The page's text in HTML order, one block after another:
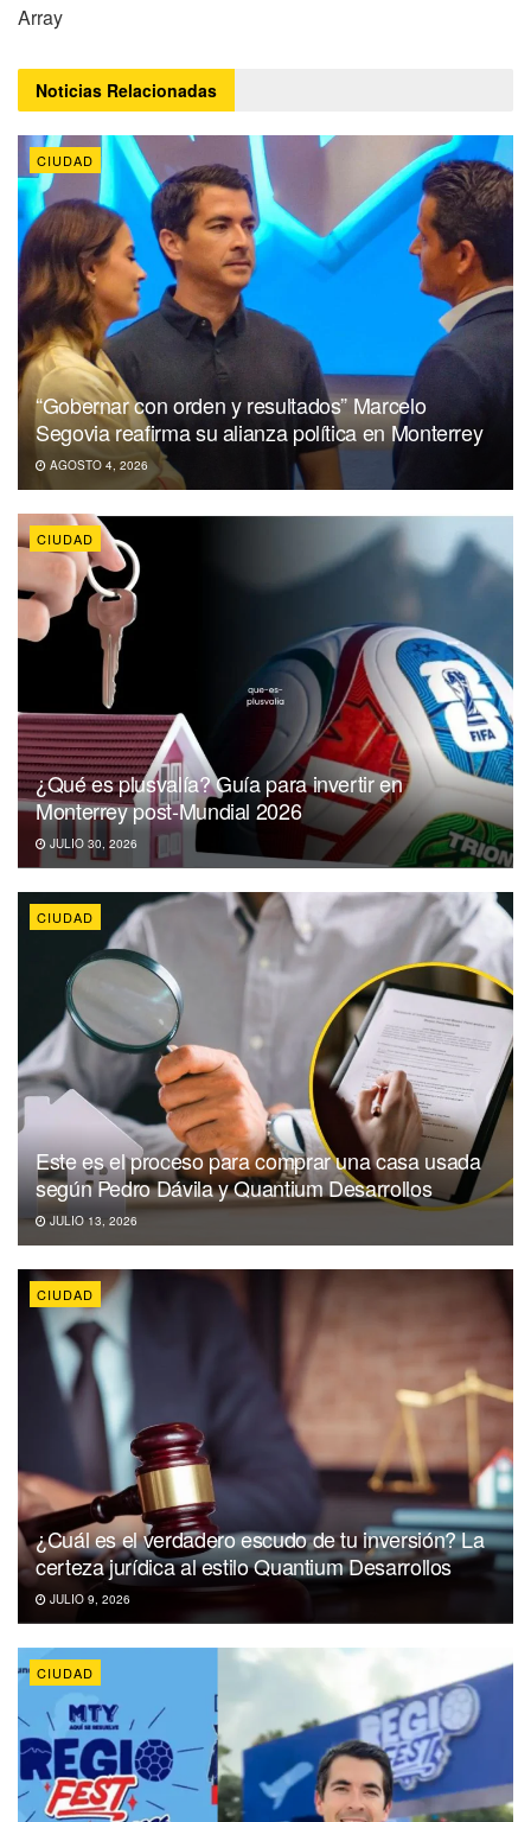
Array
Noticias Relacionadas
CIUDAD
“Gobernar con orden y resultados” Marcelo
Segovia reafirma su alianza política en Monterrey
AGOSTO 4, 2026
CIUDAD
¿Qué es plusvalía? Guía para invertir en
Monterrey post-Mundial 2026
JULIO 30, 2026
CIUDAD
Este es el proceso para comprar una casa usada
según Pedro Dávila y Quantium Desarrollos
JULIO 13, 2026
CIUDAD
¿Cuál es el verdadero escudo de tu inversión? La
certeza jurídica al estilo Quantium Desarrollos
JULIO 9, 2026
CIUDAD